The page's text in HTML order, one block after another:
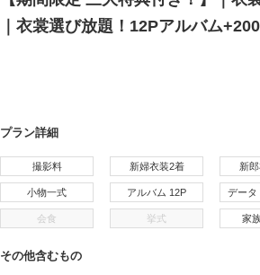
｜衣裳選び放題！12Pアルバム
プラン詳細
撮影料 新婦衣装2着 新
小物一式 アルバム 12P データ
会食 挙式 家
その他含むもの